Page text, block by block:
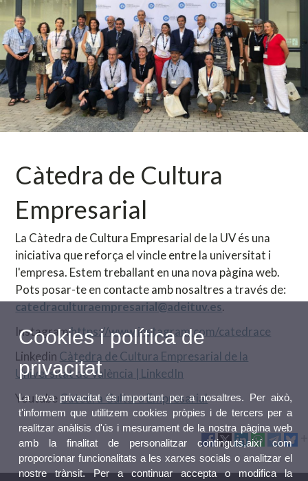
Càtedra de Cultura
Empresarial
La Càtedra de Cultura Empresarial de la UV és una
iniciativa que reforça el vincle entre la universitat i
l'empresa. Estem treballant en una nova pàgina web.
Pots posar-te en contacte amb nosaltres a través de:
catedraculturaempresarial@adeituv.es.
Instagramhttps://www.instagram.com/catedrace
Linkedin Càtedra de Cultura Empresarial de la
Universitat de València | LinkedIn
Youtube Càtedra Cultura Empresarial
Cookies i política de
privacitat
La teva privacitat és important per a nosaltres. Per això,
t'informem que utilitzem cookies pròpies i de tercers per a
realitzar anàlisis d'ús i mesurament de la nostra pàgina web
amb la finalitat de personalitzar continguts,així com
proporcionar funcionalitats a les xarxes socials o analitzar el
nostre trànsit. Per a continuar accepta o modifica la